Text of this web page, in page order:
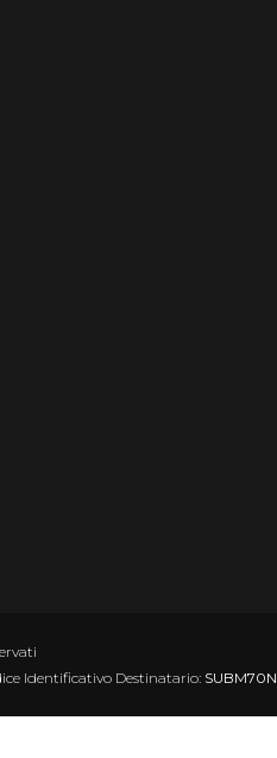
Identificativo Destinatario: SUBM70N